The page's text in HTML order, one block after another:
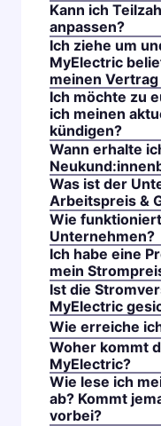
Kann ich
anpassen?
Ich ziehe um
MyElectric
meinen
Ich möchte zu
ich meinen
kündigen?
Wann erhalte
Was ist der
Arbeitspreis &
Wie
Unternehmen?
Ich habe eine
mein
Ist die
MyElectric
Wie erreiche
Woher kommt
MyElectric?
Wie lese ich
ab? Kommt
vorbei?